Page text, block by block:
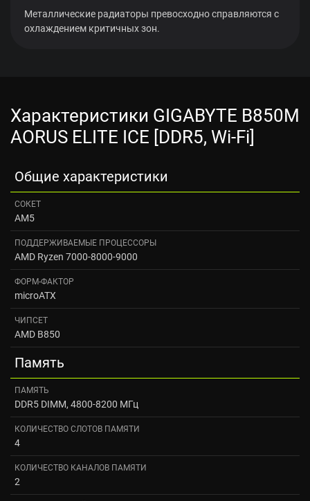
Металлические радиаторы превосходно справляются с
охлаждением критичных зон.
Характеристики GIGABYTE B850M
AORUS ELITE ICE [DDR5, Wi-Fi]
Общие характеристики
СОКЕТ
AM5
ПОДДЕРЖИВАЕМЫЕ ПРОЦЕССОРЫ
AMD Ryzen 7000-8000-9000
ФОРМ-ФАКТОР
microATX
ЧИПСЕТ
AMD B850
Память
ПАМЯТЬ
DDR5 DIMM, 4800-8200 МГц
КОЛИЧЕСТВО СЛОТОВ ПАМЯТИ
4
КОЛИЧЕСТВО КАНАЛОВ ПАМЯТИ
2